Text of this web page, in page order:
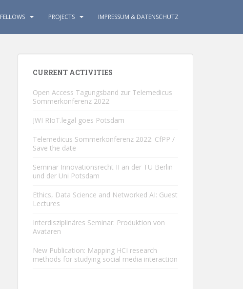
FELLOWS PROJECTS IMPRESSUM & DATENSCHUTZ
CURRENT ACTIVITIES
Open Access Tagungsband zur Telemedicus
Sommerkonferenz 2022
JWI RIoT.legal goes Potsdam
Telemedicus Sommerkonferenz 2022: CfPP /
Save the date
Seminar Innovationsrecht II an der TU Berlin
und der Uni Potsdam
Ethics, Data Science and Networked AI: Guest
Lectures
Interdisziplinäres Seminar: Produktion von
Avataren
New Publication: Mapping HCI research
methods for studying social media interaction